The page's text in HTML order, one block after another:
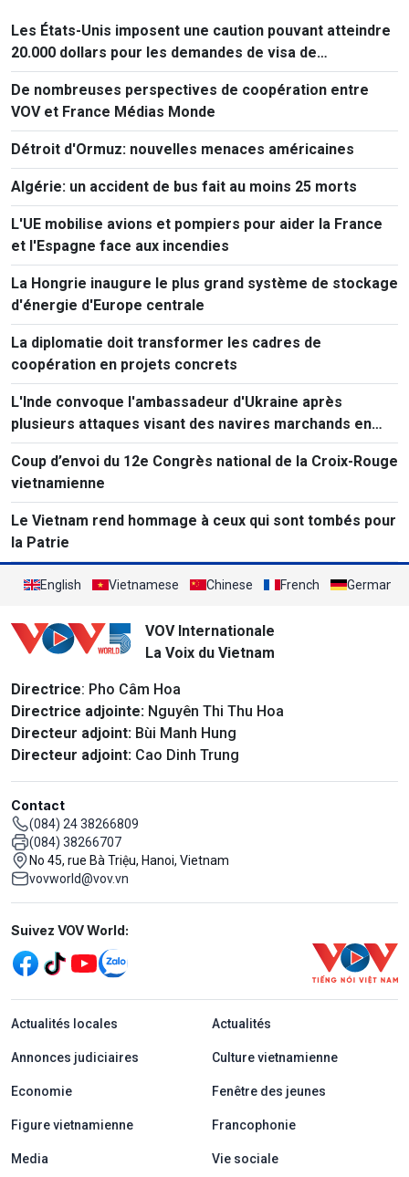
Les États-Unis imposent une caution pouvant atteindre
20.000 dollars pour les demandes de visa de
ressortissants de 50 pays
De nombreuses perspectives de coopération entre
VOV et France Médias Monde
Détroit d'Ormuz: nouvelles menaces américaines
Algérie: un accident de bus fait au moins 25 morts
L'UE mobilise avions et pompiers pour aider la France
et l'Espagne face aux incendies
La Hongrie inaugure le plus grand système de stockage
d'énergie d'Europe centrale
La diplomatie doit transformer les cadres de
coopération en projets concrets
L'Inde convoque l'ambassadeur d'Ukraine après
plusieurs attaques visant des navires marchands en
mer Noire.
Coup d’envoi du 12e Congrès national de la Croix-Rouge
vietnamienne
Le Vietnam rend hommage à ceux qui sont tombés pour
la Patrie
English Vietnamese Chinese French German
VOV Internationale
La Voix du Vietnam
Directrice: Pho Câm Hoa
Directrice adjointe: Nguyên Thi Thu Hoa
Directeur adjoint: Bùi Manh Hung
Directeur adjoint: Cao Dinh Trung
Contact
(084) 24 38266809
(084) 38266707
No 45, rue Bà Triệu, Hanoi, Vietnam
vovworld@vov.vn
Mạng xã hội
Suivez VOV World:
menu footer tiếng Pháp
Actualités locales Actualités
Annonces judiciaires Culture vietnamienne
Economie Fenêtre des jeunes
Figure vietnamienne Francophonie
Media Vie sociale